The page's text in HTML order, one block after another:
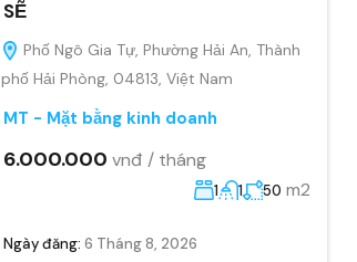
SẼ
Phố Ngô Gia Tự, Phường Hải An, Thành
phố Hải Phòng, 04813, Việt Nam
MT - Mặt bằng kinh doanh
6.000.000 vnđ / tháng
1 1 50 m2
Ngày đăng: 6 Tháng 8, 2026